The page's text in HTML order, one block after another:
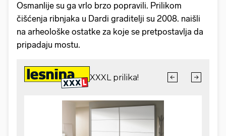
Osmanlije su ga vrlo brzo popravili. Prilikom
čišćenja ribnjaka u Dardi graditelji su 2008. naišli
na arheološke ostatke za koje se pretpostavlja da
pripadaju mostu.